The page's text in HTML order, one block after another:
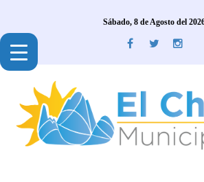
Sábado, 8 de Agosto del